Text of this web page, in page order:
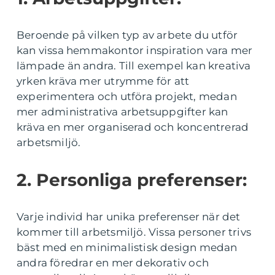
Beroende på vilken typ av arbete du utför
kan vissa hemmakontor inspiration vara mer
lämpade än andra. Till exempel kan kreativa
yrken kräva mer utrymme för att
experimentera och utföra projekt, medan
mer administrativa arbetsuppgifter kan
kräva en mer organiserad och koncentrerad
arbetsmiljö.
2. Personliga preferenser:
Varje individ har unika preferenser när det
kommer till arbetsmiljö. Vissa personer trivs
bäst med en minimalistisk design medan
andra föredrar en mer dekorativ och